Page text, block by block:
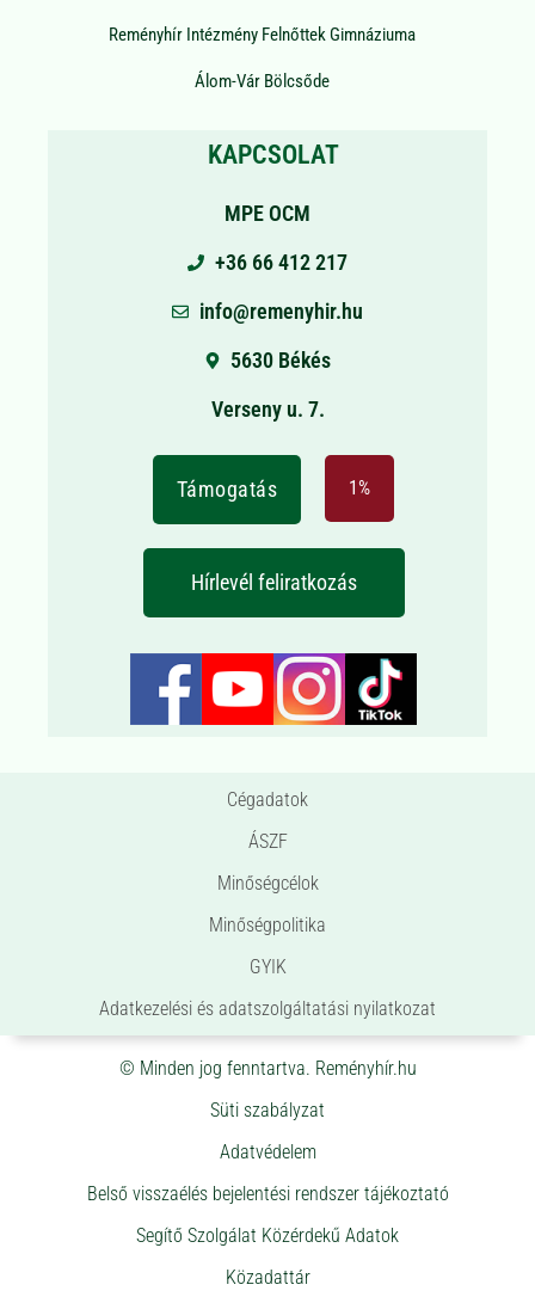
Reményhír Intézmény Felnőttek Gimnáziuma
Álom-Vár Bölcsőde
KAPCSOLAT
MPE OCM
+36 66 412 217
info@remenyhir.hu
5630 Békés
Verseny u. 7.
Támogatás 1%
Hírlevél feliratkozás
Cégadatok
ÁSZF
Minőségcélok
Minőségpolitika
GYIK
Adatkezelési és adatszolgáltatási nyilatkozat
© Minden jog fenntartva. Reményhír.hu
Süti szabályzat
Adatvédelem
Belső visszaélés bejelentési rendszer tájékoztató
Segítő Szolgálat Közérdekű Adatok
Közadattár